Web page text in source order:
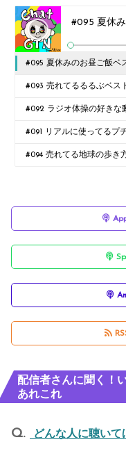
#095 夏休
#095 夏休みのお昼ご飯ベ
#093 売れてるるるぶベス
#092 ラジオ体操の好きな
#091 リアルに使ってるプ
スト3
#094 売れてる地球の歩き
配信者さんに聞く！
あれこれ
どんな人に聴いて